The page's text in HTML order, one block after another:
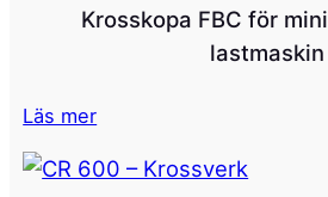
Krosskopa FBC för
lastmaskin
Läs mer